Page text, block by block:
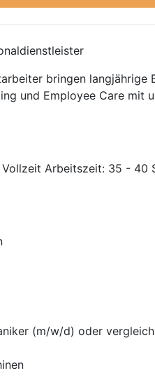
bringen langjährige
und Employee Care mit
Arbeitszeit: 35 - 40
(m/w/d) oder